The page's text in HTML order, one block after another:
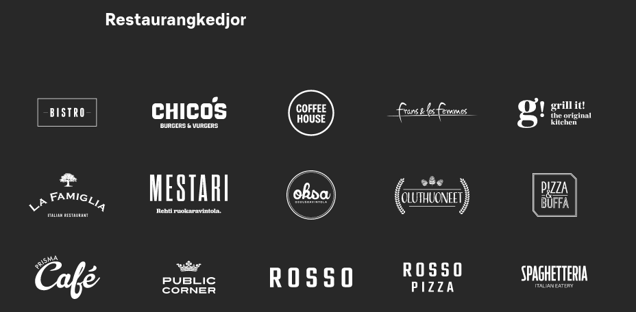
Restaurangkedjor